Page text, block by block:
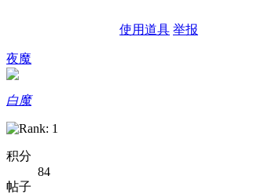
使用道具 举报
夜魔
白魔
积分
84
帖子